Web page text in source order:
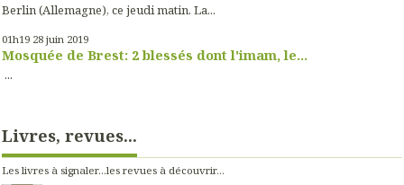
Berlin (Allemagne), ce jeudi matin. La...
01h19 28 juin 2019
Mosquée de Brest: 2 blessés dont l'imam, le...
...
Livres, revues...
Les livres à signaler...les revues à découvrir...